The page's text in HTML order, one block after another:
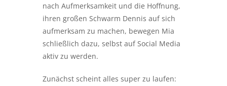
nach Aufmerksamkeit und die Hoffnung,
ihren großen Schwarm Dennis auf sich
aufmerksam zu machen, bewegen Mia
schließlich dazu, selbst auf Social Media
aktiv zu werden.
Zunächst scheint alles super zu laufen: